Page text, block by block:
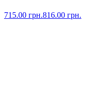
715.00 грн.816.00 грн.